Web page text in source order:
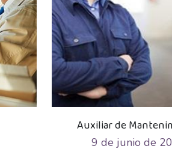
Auxiliar de
9 de junio de